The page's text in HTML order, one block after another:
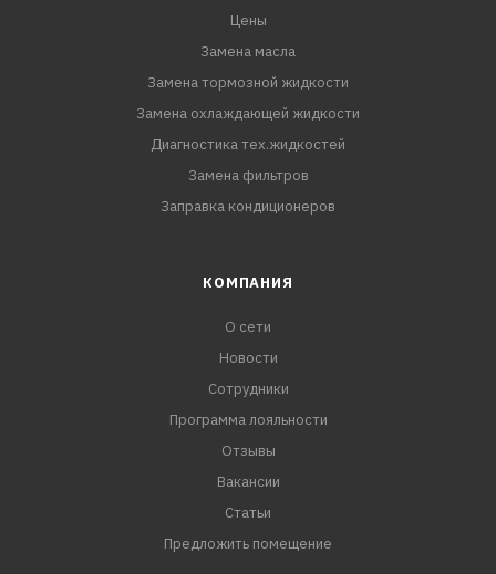
Цены
Замена масла
Замена тормозной жидкости
Замена охлаждающей жидкости
Диагностика тех.жидкостей
Замена фильтров
Заправка кондиционеров
КОМПАНИЯ
О сети
Новости
Сотрудники
Программа лояльности
Отзывы
Вакансии
Статьи
Предложить помещение